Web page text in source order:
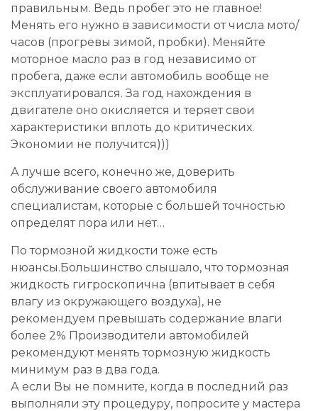
правильным. Ведь пробег это не главное!
Менять его нужно в зависимости от числа мото/
часов (прогревы зимой, пробки). Меняйте
моторное масло раз в год независимо от
пробега, даже если автомобиль вообще не
эксплуатировался. За год нахождения в
двигателе оно окисляется и теряет свои
характеристики вплоть до критических.
Экономии не получится)))
А лучше всего, конечно же, доверить
обслуживание своего автомобиля
специалистам, которые с большей точностью
определят пора или нет…
По тормозной жидкости тоже есть
нюансы.Большинство слышало, что тормозная
жидкость гигроскопична (впитывает в себя
влагу из окружающего воздуха), не
рекомендуем превышать содержание влаги
более 2% Производители автомобилей
рекомендуют менять тормозную жидкость
минимум раз в два года.
А если Вы не помните, когда в последний раз
выполняли эту процедуру, попросите у мастера